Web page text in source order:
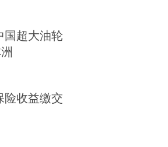
国超大油轮
险收益缴交